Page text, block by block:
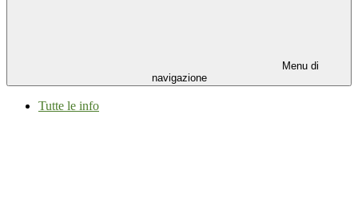
Menu di
navigazione
Tutte le info